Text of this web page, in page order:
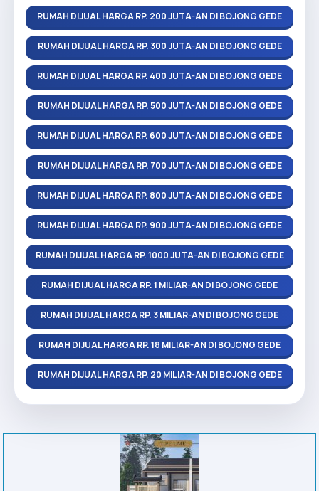
RUMAH DIJUAL HARGA RP. 200 JUTA-AN DI BOJONG GEDE
RUMAH DIJUAL HARGA RP. 300 JUTA-AN DI BOJONG GEDE
RUMAH DIJUAL HARGA RP. 400 JUTA-AN DI BOJONG GEDE
RUMAH DIJUAL HARGA RP. 500 JUTA-AN DI BOJONG GEDE
RUMAH DIJUAL HARGA RP. 600 JUTA-AN DI BOJONG GEDE
RUMAH DIJUAL HARGA RP. 700 JUTA-AN DI BOJONG GEDE
RUMAH DIJUAL HARGA RP. 800 JUTA-AN DI BOJONG GEDE
RUMAH DIJUAL HARGA RP. 900 JUTA-AN DI BOJONG GEDE
RUMAH DIJUAL HARGA RP. 1000 JUTA-AN DI BOJONG GEDE
RUMAH DIJUAL HARGA RP. 1 MILIAR-AN DI BOJONG GEDE
RUMAH DIJUAL HARGA RP. 3 MILIAR-AN DI BOJONG GEDE
RUMAH DIJUAL HARGA RP. 18 MILIAR-AN DI BOJONG GEDE
RUMAH DIJUAL HARGA RP. 20 MILIAR-AN DI BOJONG GEDE